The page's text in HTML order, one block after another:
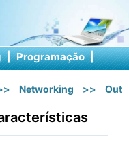
| Programação |
Networking >>